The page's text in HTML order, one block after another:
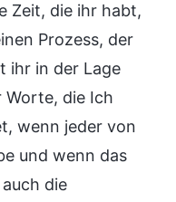
Zeit, die ihr habt,
Prozess, der
ihr in der Lage
Worte, die Ich
wenn jeder von
und wenn das
die